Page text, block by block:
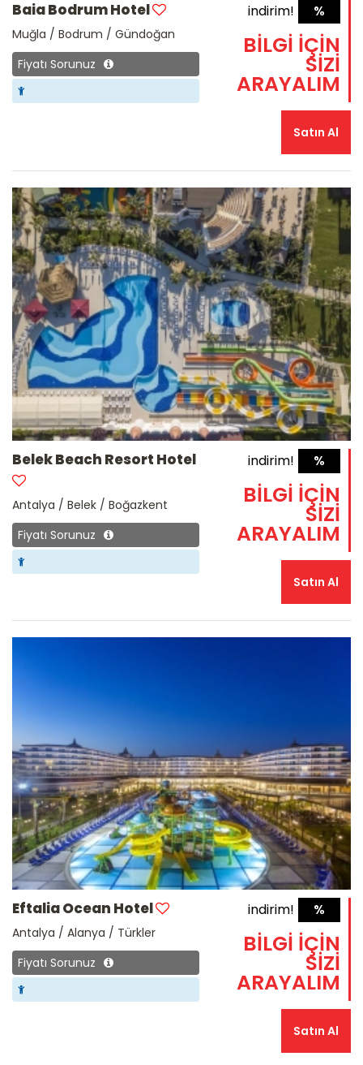
Baia Bodrum Hotel
Muğla / Bodrum / Gündoğan
Fiyatı Sorunuz
%
indirim!
BİLGİ İÇİN
SİZİ
ARAYALIM
Satın Al
Belek Beach Resort Hotel
Antalya / Belek / Boğazkent
Fiyatı Sorunuz
%
indirim!
BİLGİ İÇİN
SİZİ
ARAYALIM
Satın Al
Eftalia Ocean Hotel
Antalya / Alanya / Türkler
Fiyatı Sorunuz
%
indirim!
BİLGİ İÇİN
SİZİ
ARAYALIM
Satın Al